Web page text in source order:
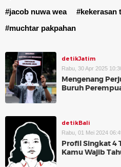
#jacob nuwa wea
#kekerasan
#muchtar pakpahan
detikJatim
Rabu, 30 Apr 2025
Mengenang
Buruh
detikBali
Rabu, 01 Mei 2024
Profil Singkat 4
Kamu Wajib